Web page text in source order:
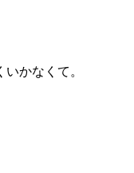
かなくて。